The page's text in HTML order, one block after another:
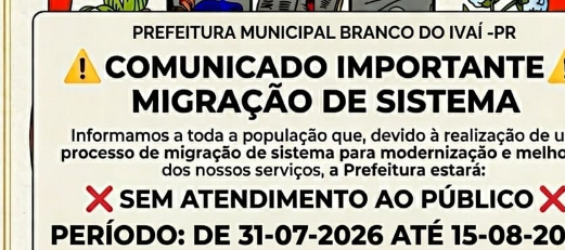
PESQUISA AVANÇADA
Pregão Presencial 45/2022